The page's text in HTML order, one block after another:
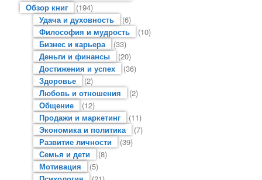
Обзор книг
(194)
Удача и духовность
(6)
Философия и мудрость
(10)
Бизнес и карьера
(33)
Деньги и финансы
(20)
Достижения и успех
(36)
Здоровье
(2)
Любовь и отношения
(2)
Общение
(12)
Продажи и маркетинг
(11)
Экономика и политика
(7)
Развитие личности
(39)
Семья и дети
(8)
Мотивация
(5)